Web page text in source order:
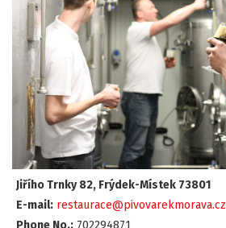
Jiřího Trnky 82, Frýdek-Místek 73801
E-mail: restaurace@pivovarekmorava.cz
Phone No.: 702294871